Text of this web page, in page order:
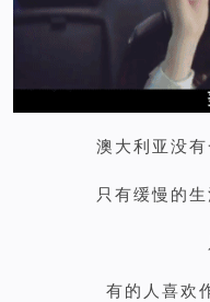
澳大利亚没
只有缓慢的
有的人喜欢